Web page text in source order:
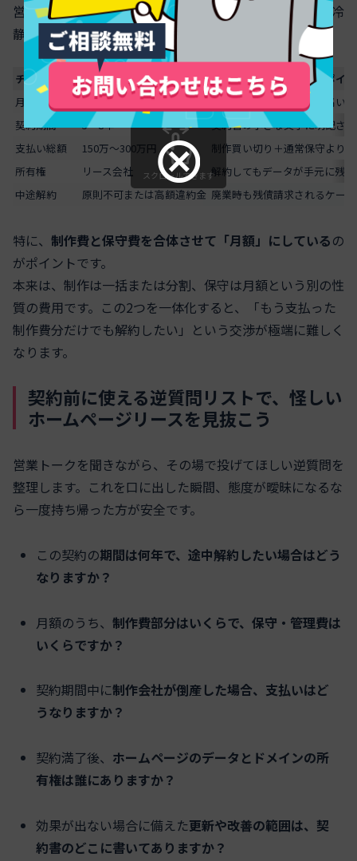
営業トークでは月額と「全部込み」が強調されますが、冷
静に見るべきはここです。
チェック項目 よくあるパターン
気をつけたいポイ
月額料金
2万〜4万円
相場の保守費よりかなり高い
契約期間
5〜8年
契約書の小さな文字に明記さ
支払い総額
150万〜300万円
制作買い切り＋通常保守より
所有権
リース会社
解約してもデータが手元に残
中途解約
原則不可または高額違約金 廃業時も残債請求されるケー
スクロールできます
特に、 制作費と保守費を合体させて「月額」にしているの
がポイントです。
本来は、制作は一括または分割、保守は月額という別の性
質の費用です。この2つを一体化すると、「もう支払った
制作費分だけでも解約したい」という交渉が極端に難しく
なります。
契約前に使える逆質問リストで、怪しい
ホームページリースを見抜こう
営業トークを聞きながら、その場で投げてほしい逆質問を
整理します。これを口に出した瞬間、態度が曖昧になるな
ら一度持ち帰った方が安全です。
この契約の期間は何年で、途中解約したい場合はどう
なりますか？
月額のうち、制作費部分はいくらで、保守・管理費は
いくらですか？
契約期間中に制作会社が倒産した場合、支払いはど
うなりますか？
契約満了後、 ホームページのデータとドメインの所
有権は誰にありますか？
効果が出ない場合に備えた更新や改善の範囲は、契
約書のどこに書いてありますか？